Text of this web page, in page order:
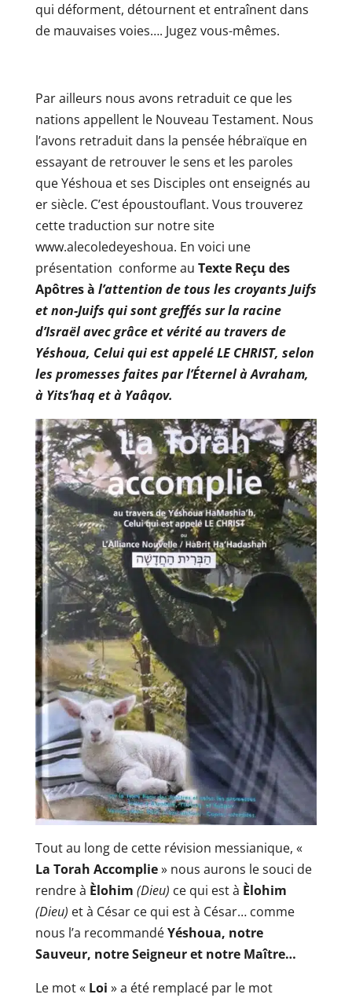
qui déforment, détournent et entraînent dans
de mauvaises voies…. Jugez vous-mêmes.
Par ailleurs nous avons retraduit ce que les
nations appellent le Nouveau Testament. Nous
l’avons retraduit dans la pensée hébraïque en
essayant de retrouver le sens et les paroles
que Yéshoua et ses Disciples ont enseignés au
er siècle. C’est époustouflant. Vous trouverez
cette traduction sur notre site
www.alecoledeyeshoua. En voici une
présentation conforme au Texte Reçu des
Apôtres à l’attention de tous les croyants Juifs
et non-Juifs qui sont greffés sur la racine
d’Israëlavec grâce et vérité au travers de
Yéshoua, Celui qui est appelé LE CHRIST, selon
les promesses faites par l’Éternel à Avraham,
à Yits’haq et à Yaâqov.
Tout au long de cette révision messianique, «
La Torah Accomplie» nous aurons le souci de
rendre à Èlohim (Dieu) ce qui est à Èlohim
(Dieu) et à César ce qui est à César… comme
nous l’a recommandéYéshoua, notre
Sauveur, notre Seigneur et notre Maître…
Le mot « Loi » a été remplacé par le mot